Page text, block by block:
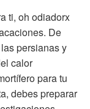
ti, oh odiadorx
De
persianas y
calor
para tu
debes preparar